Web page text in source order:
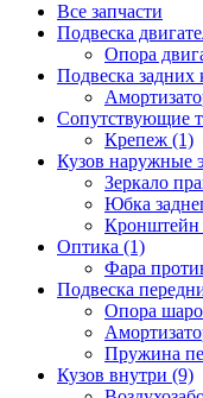
Все запчасти
Подвеска
Опора
Подвеска задних
Сопутствующие
Крепеж (1)
Кузов наружные
Зеркало
Юбка
Кронштейн
Оптика (1)
Фара
Подвеска
Опора
Пружина
Кузов внутри (9)